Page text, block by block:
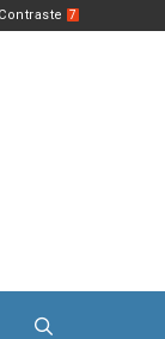
Contraste 7